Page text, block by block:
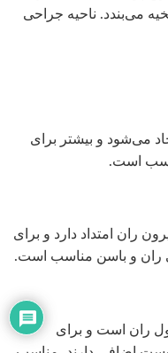
می‌بندد. ناحیه جراحی
می‌شود و بیشتر برای
است.
ران امتداد دارد و برای
ران و باسن مناسب است.
ران است و برای